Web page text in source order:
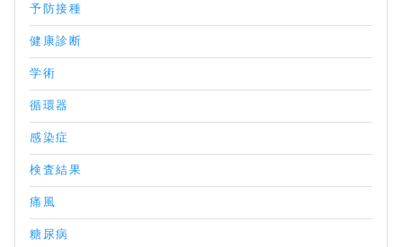
予防接種
健康診断
学術
循環器
感染症
検査結果
痛風
糖尿病